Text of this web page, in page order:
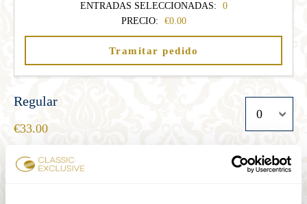
ENTRADAS SELECCIONADAS:
0
PRECIO:
0.00
Tramitar pedido
Regular
33.00